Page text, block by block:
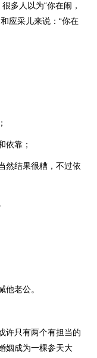
多人以为“你在闹，
应采儿来说：“你在
依靠；
然结果很糟，不过依
老公。
许只有两个有担当的
姻成为一棵参天大